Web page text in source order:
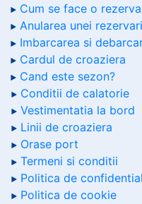
Cum se face o
Anularea unei rezervari
Imbarcarea si
Cardul de croaziera
Cand este sezon?
Conditii de calatorie
Vestimentatia la bord
Linii de croaziera
Orase port
Termeni si conditii
Politica de
Politica de cookie